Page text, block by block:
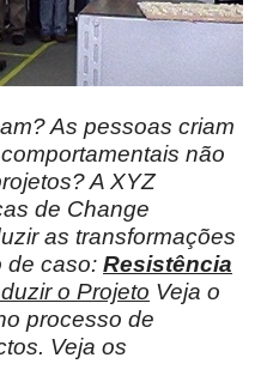
As pessoas criam
não
A XYZ
de Change
as transformações
de caso: Resistência
o Projeto Veja o
processo de
Veja os